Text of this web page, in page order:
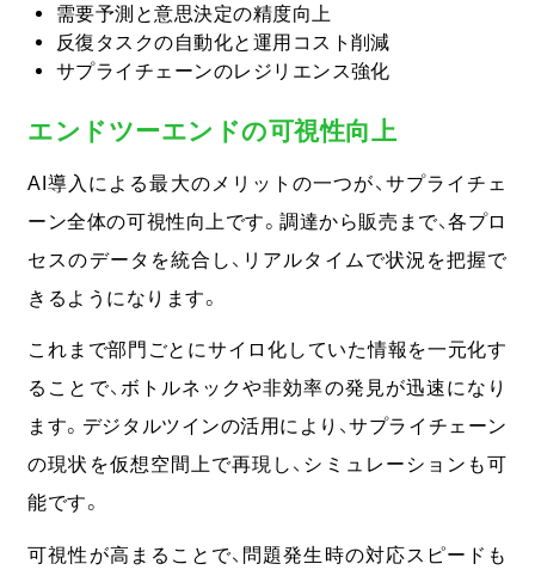
需要予測と意思決定の精度向上
反復タスクの自動化と運用コスト削減
サプライチェーンのレジリエンス強化
エンドツーエンドの可視性向上
AI導入による最大のメリットの一つが、サプライチェ
ーン全体の可視性向上です。調達から販売まで、各プロ
セスのデータを統合し、リアルタイムで状況を把握で
きるようになります。
これまで部門ごとにサイロ化していた情報を一元化す
ることで、ボトルネックや非効率の発見が迅速になり
ます。 デジタルツインの活用により、サプライチェーン
の現状を仮想空間上で再現し、シミュレーションも可
能です。
可視性が高まることで、問題発生時の対応スピードも